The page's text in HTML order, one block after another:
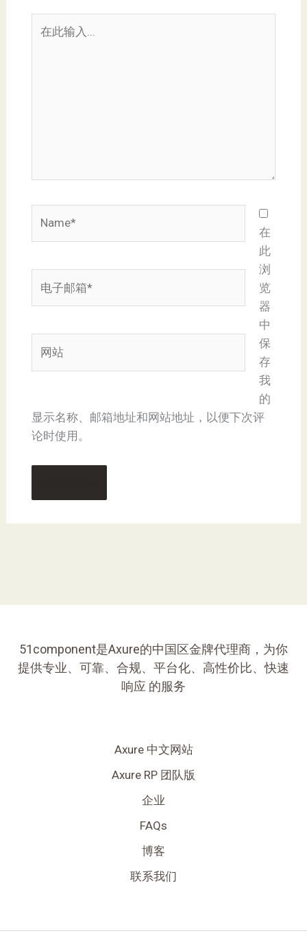
子
箱
站
在
此
浏
览
器
中
保
存
我
的
显示名称、邮箱地址和网站地址，以便下次评
论时使用。
51component是Axure的中国区金牌代理商，为你
提供专业、可靠、合规、平台化、高性价比、快速
响应 的服务
Axure 中文网站
Axure RP 团队版
企业
FAQs
博客
联系我们